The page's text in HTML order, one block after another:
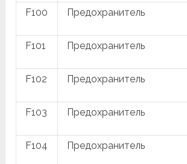
F100 Предохранитель
F101 Предохранитель
F102 Предохранитель
F103 Предохранитель
F104 Предохранитель